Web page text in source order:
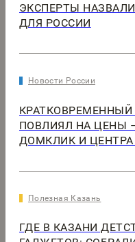
ЭКСПЕРТЫ
ДЛЯ РОССИИ
Новости России
ПОВЛИЯЛ НА ЦЕНЫ
ДОМКЛИК И
Полезная Казань
ГДЕ В КАЗАНИ